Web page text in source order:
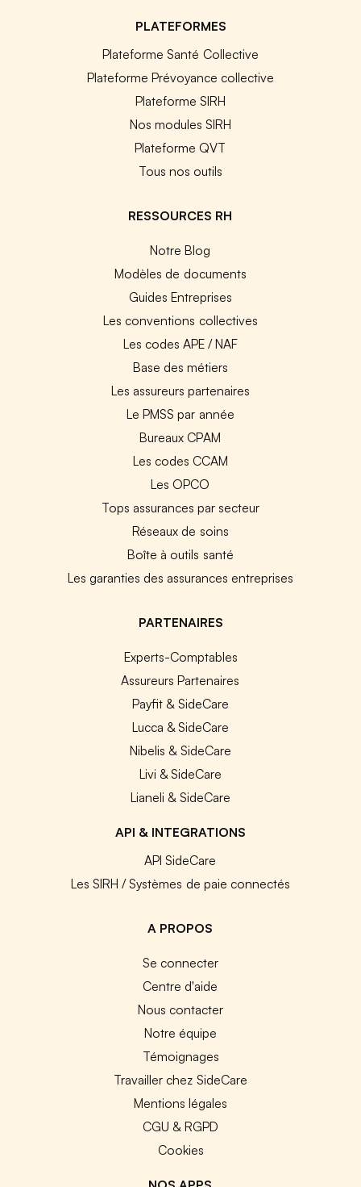
PLATEFORMES
Plateforme Santé Collective
Plateforme Prévoyance collective
Plateforme SIRH
Nos modules SIRH
Plateforme QVT
Tous nos outils
RESSOURCES RH
Notre Blog
Modèles de documents
Guides Entreprises
Les conventions collectives
Les codes APE / NAF
Base des métiers
Les assureurs partenaires
Le PMSS par année
Bureaux CPAM
Les codes CCAM
Les OPCO
Tops assurances par secteur
Réseaux de soins
Boîte à outils santé
Les garanties des assurances entreprises
PARTENAIRES
Experts-Comptables
Assureurs Partenaires
Payfit & SideCare
Lucca & SideCare
Nibelis & SideCare
Livi & SideCare
Lianeli & SideCare
API & INTEGRATIONS
API SideCare
Les SIRH / Systèmes de paie connectés
A PROPOS
Se connecter
Centre d'aide
Nous contacter
Notre équipe
Témoignages
Travailler chez SideCare
Mentions légales
CGU & RGPD
Cookies